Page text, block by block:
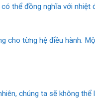
thể đồng nghĩa với
cho từng hệ điều hành.
chúng ta sẽ không